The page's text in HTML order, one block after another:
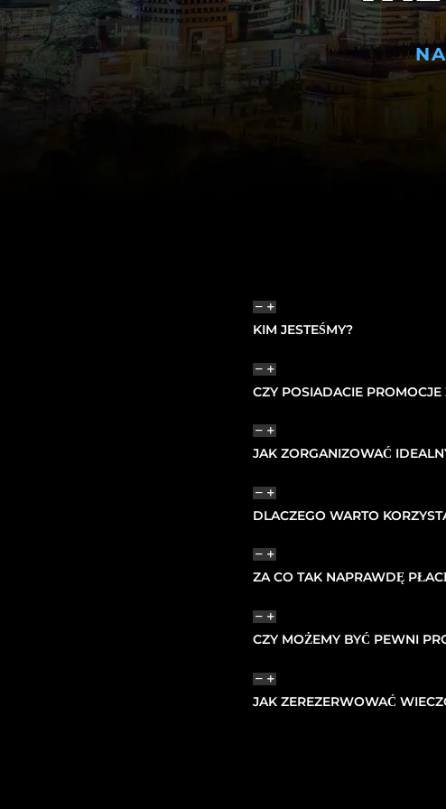
KIM JESTEŚMY?
CZY POSIADACIE
JAK ZORGANIZOWAĆ
DLACZEGO WARTO
ZA CO TAK NAPRAWDĘ
CZY MOŻEMY BYĆ PEWNI
JAK ZEREZERWOWAĆ